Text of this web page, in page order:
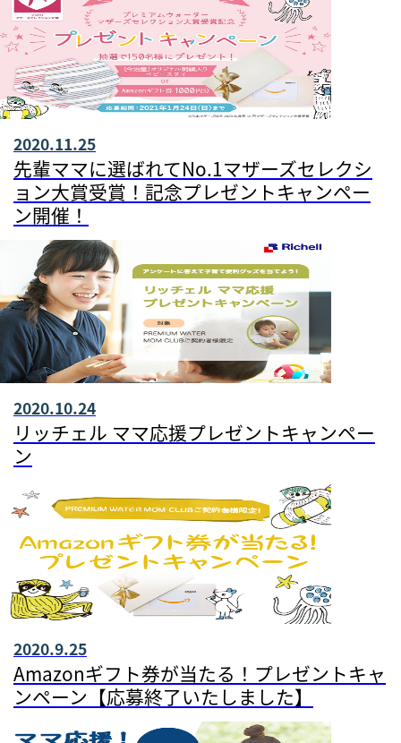
2020.11.25
先輩ママに選ばれてNo.1マザーズセレクシ
ョン大賞受賞！記念プレゼントキャンペー
ン開催！
2020.10.24
リッチェル ママ応援プレゼントキャンペー
ン
2020.9.25
Amazonギフト券が当たる！プレゼントキャ
ンペーン【応募終了いたしました】